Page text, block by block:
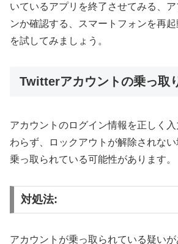
いているアプリを終了させてみる、
ンか確認する、スマートフォンを再
を試してみましょう。
Twitterアカウントの乗っ取
アカウントのログイン情報を正しく
わらず、ロックアウトが解除されな
乗っ取られている可能性があります。
対処法:
アカウントが乗っ取られている疑い